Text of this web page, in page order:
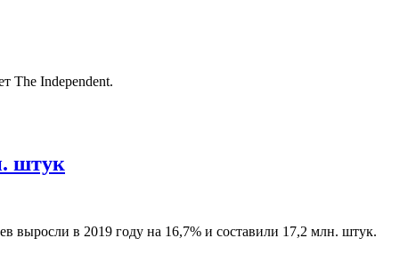
The Independent.
штук
выросли в 2019 году на 16,7% и составили 17,2 млн. штук.